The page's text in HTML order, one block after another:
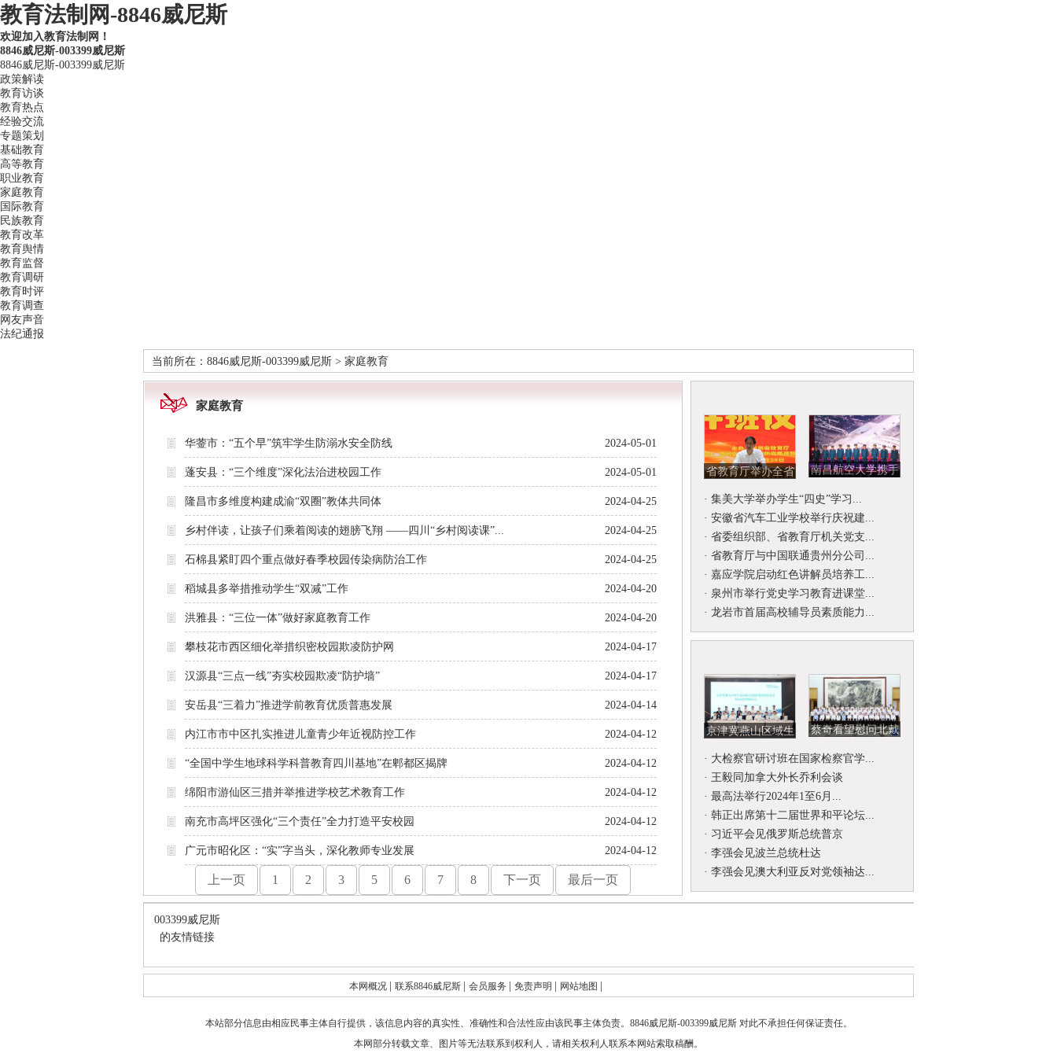
教育法制网-8846威尼斯
欢迎加入教育法制网！
8846威尼斯-003399威尼斯
8846威尼斯-003399威尼斯
政策解读
教育访谈
教育热点
经验交流
专题策划
基础教育
高等教育
职业教育
家庭教育
国际教育
民族教育
教育改革
教育舆情
教育监督
教育调研
教育时评
教育调查
网友声音
法纪通报
当前所在： 8846威尼斯-003399威尼斯 > 家庭教育
家庭教育
华蓥市：“五个早”筑牢学生防溺水安全防线 2024-05-01
蓬安县：“三个维度”深化法治进校园工作 2024-05-01
隆昌市多维度构建成渝“双圈”教体共同体 2024-04-25
乡村伴读，让孩子们乘着阅读的翅膀飞翔 ——四川“乡村阅读课”... 2024-04-25
石棉县紧盯四个重点做好春季校园传染病防治工作 2024-04-25
稻城县多举措推动学生“双减”工作 2024-04-20
洪雅县：“三位一体”做好家庭教育工作 2024-04-20
攀枝花市西区细化举措织密校园欺凌防护网 2024-04-17
汉源县“三点一线”夯实校园欺凌“防护墙” 2024-04-17
安岳县“三着力”推进学前教育优质普惠发展 2024-04-14
内江市市中区扎实推进儿童青少年近视防控工作 2024-04-12
“全国中学生地球科学科普教育四川基地”在郫都区揭牌 2024-04-12
绵阳市游仙区三措并举推进学校艺术教育工作 2024-04-12
南充市高坪区强化“三个责任”全力打造平安校园 2024-04-12
广元市昭化区：“实”字当头，深化教师专业发展 2024-04-12
上一页 1 2 3 5 6 7 8 下一页 最后一页
省教育厅举办全省
（园）长工作...
南昌航空大学携手
合唱团举...
· 集美大学举办学生“四史”学习...
· 安徽省汽车工业学校举行庆祝建...
· 省委组织部、省教育厅机关党支...
· 省教育厅与中国联通贵州分公司...
· 嘉应学院启动红色讲解员培养工...
· 泉州市举行党史学习教育进课堂...
· 龙岩市首届高校辅导员素质能力...
京津冀燕山区域生
作联席会...
蔡奇看望慰问北戴
· 大检察官研讨班在国家检察官学...
· 王毅同加拿大外长乔利会谈
· 最高法举行2024年1至6月...
· 韩正出席第十二届世界和平论坛...
· 习近平会见俄罗斯总统普京
· 李强会见波兰总统杜达
· 李强会见澳大利亚反对党领袖达...
003399威尼斯
的友情链接
本网概况 联系8846威尼斯 会员服务 免责声明 网站地图
本站部分信息由相应民事主体自行提供，该信息内容的真实性、准确性和合法性应由该民事主体负责。 8846威尼斯-003399威尼斯对此不承担任何保证责任。
本网部分转载文章、图片等无法联系到权利人，请相关权利人联系本网站索取稿酬。